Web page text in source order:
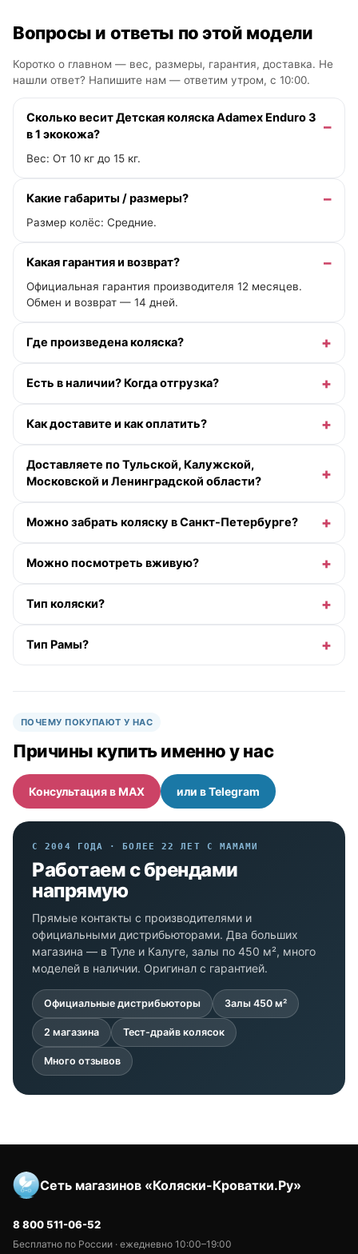
Вопросы и ответы по этой модели
Коротко о главном — вес, размеры, гарантия, доставка. Не
нашли ответ? Напишите нам — ответим утром, с 10:00.
Сколько весит Детская коляска Adamex Enduro 3
в 1 экокожа?
Вес: От 10 кг до 15 кг.
Какие габариты / размеры?
Размер колёс: Средние.
Какая гарантия и возврат?
Официальная гарантия производителя 12 месяцев.
Обмен и возврат — 14 дней.
Где произведена коляска?
Есть в наличии? Когда отгрузка?
Как доставите и как оплатить?
Доставляете по Тульской, Калужской,
Московской и Ленинградской области?
Можно забрать коляску в Санкт-Петербурге?
Можно посмотреть вживую?
Тип коляски?
Тип Рамы?
ПОЧЕМУ ПОКУПАЮТ У НАС
Причины купить именно у нас
Консультация в MAX или в Telegram
С 2004 ГОДА · БОЛЕЕ 22 ЛЕТ С МАМАМИ
Работаем с брендами
напрямую
Прямые контакты с производителями и
официальными дистрибьюторами. Два больших
магазина — в Туле и Калуге, залы по 450 м², много
моделей в наличии. Оригинал с гарантией.
Официальные дистрибьюторы Залы 450 м²
2 магазина Тест-драйв колясок
Много отзывов
Сеть магазинов «Коляски-Кроватки.Ру»
8 800 511-06-52
Бесплатно по России · ежедневно 10:00–19:00